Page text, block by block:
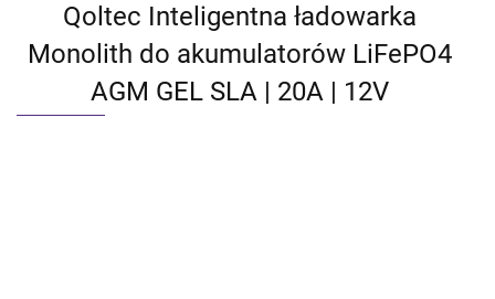
Zgody cookies
Qoltec Inteligentna ładowarka
Monolith do akumulatorów LiFePO4
AGM GEL SLA | 20A | 12V